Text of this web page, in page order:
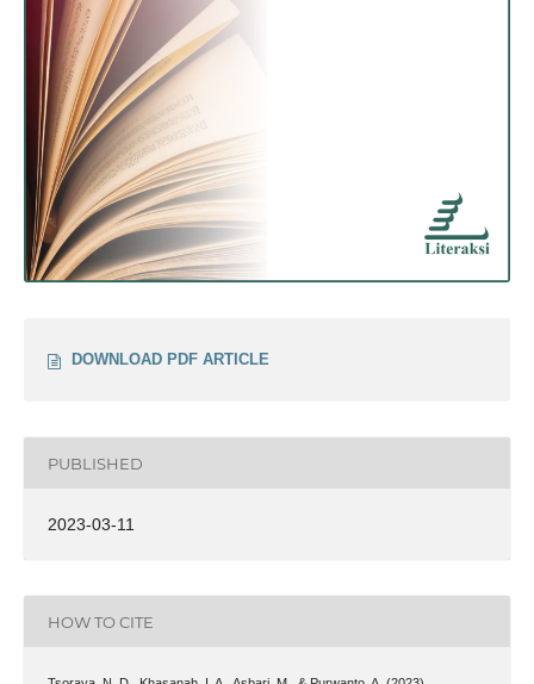
DOWNLOAD PDF ARTICLE
PUBLISHED
2023-03-11
HOW TO CITE